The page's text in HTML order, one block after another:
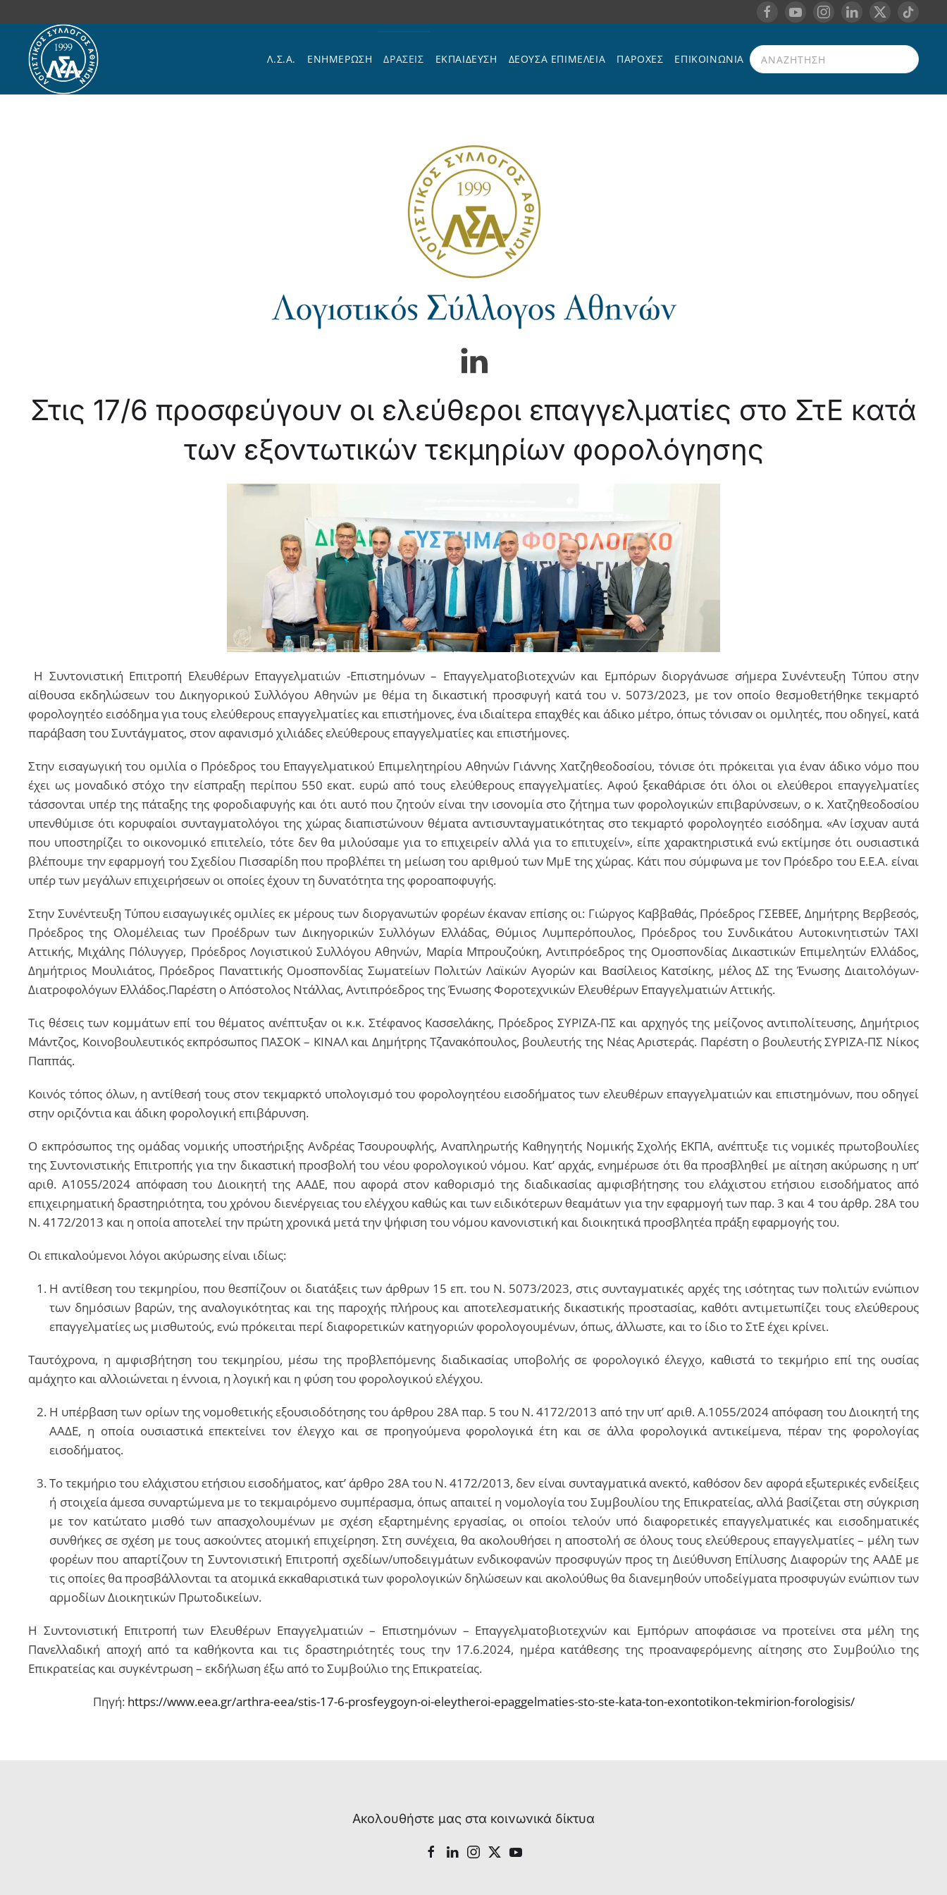
Skip to main content
Λ.Σ.Α. ΕΝΗΜΕΡΩΣΗ ΔΡΑΣΕΙΣ ΕΚΠΑΊΔΕΥΣΗ ΔΕΟΥΣΑ ΕΠΙΜΕΛΕΙΑ ΠΑΡΟΧΈΣ
ΕΠΙΚΟΙΝΩΝΊΑ
Στις 17/6 προσφεύγουν οι ελεύθεροι επαγγελματίες στο ΣτΕ κατά
των εξοντωτικών τεκμηρίων φορολόγησης
Η Συντονιστική Επιτροπή Ελευθέρων Επαγγελματιών -Επιστημόνων – Επαγγελματοβιοτεχνών και Εμπόρων διοργάνωσε σήμερα Συνέντευξη Τύπου στην
αίθουσα εκδηλώσεων του Δικηγορικού Συλλόγου Αθηνών με θέμα τη δικαστική προσφυγή κατά του ν. 5073/2023, με τον οποίο θεσμοθετήθηκε τεκμαρτό
φορολογητέο εισόδημα για τους ελεύθερους επαγγελματίες και επιστήμονες, ένα ιδιαίτερα επαχθές και άδικο μέτρο, όπως τόνισαν οι ομιλητές, που οδηγεί, κατά
παράβαση του Συντάγματος, στον αφανισμό χιλιάδες ελεύθερους επαγγελματίες και επιστήμονες.
Στην εισαγωγική του ομιλία ο Πρόεδρος του Επαγγελματικού Επιμελητηρίου Αθηνών Γιάννης Χατζηθεοδοσίου, τόνισε ότι πρόκειται για έναν άδικο νόμο που
έχει ως μοναδικό στόχο την είσπραξη περίπου 550 εκατ. ευρώ από τους ελεύθερους επαγγελματίες. Αφού ξεκαθάρισε ότι όλοι οι ελεύθεροι επαγγελματίες
τάσσονται υπέρ της πάταξης της φοροδιαφυγής και ότι αυτό που ζητούν είναι την ισονομία στο ζήτημα των φορολογικών επιβαρύνσεων, ο κ. Χατζηθεοδοσίου
υπενθύμισε ότι κορυφαίοι συνταγματολόγοι της χώρας διαπιστώνουν θέματα αντισυνταγματικότητας στο τεκμαρτό φορολογητέο εισόδημα. «Αν ίσχυαν αυτά
που υποστηρίζει το οικονομικό επιτελείο, τότε δεν θα μιλούσαμε για το επιχειρείν αλλά για το επιτυχείν», είπε χαρακτηριστικά ενώ εκτίμησε ότι ουσιαστικά
βλέπουμε την εφαρμογή του Σχεδίου Πισσαρίδη που προβλέπει τη μείωση του αριθμού των ΜμΕ της χώρας. Κάτι που σύμφωνα με τον Πρόεδρο του Ε.Ε.Α. είναι
υπέρ των μεγάλων επιχειρήσεων οι οποίες έχουν τη δυνατότητα της φοροαποφυγής.
Στην Συνέντευξη Τύπου εισαγωγικές ομιλίες εκ μέρους των διοργανωτών φορέων έκαναν επίσης οι: Γιώργος Καββαθάς, Πρόεδρος ΓΣΕΒΕΕ, Δημήτρης Βερβεσός,
Πρόεδρος της Ολομέλειας των Προέδρων των Δικηγορικών Συλλόγων Ελλάδας, Θύμιος Λυμπερόπουλος, Πρόεδρος του Συνδικάτου Αυτοκινητιστών ΤΑΧΙ
Αττικής, Μιχάλης Πόλυγγερ, Πρόεδρος Λογιστικού Συλλόγου Αθηνών, Μαρία Μπρουζούκη, Αντιπρόεδρος της Ομοσπονδίας Δικαστικών Επιμελητών Ελλάδος,
Δημήτριος Μουλιάτος, Πρόεδρος Παναττικής Ομοσπονδίας Σωματείων Πολιτών Λαϊκών Αγορών και Βασίλειος Κατσίκης, μέλος ΔΣ της Ένωσης Διαιτολόγων-
Διατροφολόγων Ελλάδος.Παρέστη ο Απόστολος Ντάλλας, Αντιπρόεδρος της Ένωσης Φοροτεχνικών Ελευθέρων Επαγγελματιών Αττικής.
Τις θέσεις των κομμάτων επί του θέματος ανέπτυξαν οι κ.κ. Στέφανος Κασσελάκης, Πρόεδρος ΣΥΡΙΖΑ-ΠΣ και αρχηγός της μείζονος αντιπολίτευσης, Δημήτριος
Μάντζος, Κοινοβουλευτικός εκπρόσωπος ΠΑΣΟΚ – ΚΙΝΑΛ και Δημήτρης Τζανακόπουλος, βουλευτής της Νέας Αριστεράς. Παρέστη ο βουλευτής ΣΥΡΙΖΑ-ΠΣ Νίκος
Παππάς.
Κοινός τόπος όλων, η αντίθεσή τους στον τεκμαρκτό υπολογισμό του φορολογητέου εισοδήματος των ελευθέρων επαγγελματιών και επιστημόνων, που οδηγεί
στην οριζόντια και άδικη φορολογική επιβάρυνση.
Ο εκπρόσωπος της ομάδας νομικής υποστήριξης Ανδρέας Τσουρουφλής, Αναπληρωτής Καθηγητής Νομικής Σχολής ΕΚΠΑ, ανέπτυξε τις νομικές πρωτοβουλίες
της Συντονιστικής Επιτροπής για την δικαστική προσβολή του νέου φορολογικού νόμου. Κατ’ αρχάς, ενημέρωσε ότι θα προσβληθεί με αίτηση ακύρωσης η υπ’
αριθ. Α1055/2024 απόφαση του Διοικητή της ΑΑΔΕ, που αφορά στον καθορισμό της διαδικασίας αμφισβήτησης του ελάχιστου ετήσιου εισοδήματος από
επιχειρηματική δραστηριότητα, του χρόνου διενέργειας του ελέγχου καθώς και των ειδικότερων θεαμάτων για την εφαρμογή των παρ. 3 και 4 του άρθρ. 28Α του
Ν. 4172/2013 και η οποία αποτελεί την πρώτη χρονικά μετά την ψήφιση του νόμου κανονιστική και διοικητικά προσβλητέα πράξη εφαρμογής του.
Οι επικαλούμενοι λόγοι ακύρωσης είναι ιδίως:
Η αντίθεση του τεκμηρίου, που θεσπίζουν οι διατάξεις των άρθρων 15 επ. του Ν. 5073/2023, στις συνταγματικές αρχές της ισότητας των πολιτών ενώπιον
των δημόσιων βαρών, της αναλογικότητας και της παροχής πλήρους και αποτελεσματικής δικαστικής προστασίας, καθότι αντιμετωπίζει τους ελεύθερους
επαγγελματίες ως μισθωτούς, ενώ πρόκειται περί διαφορετικών κατηγοριών φορολογουμένων, όπως, άλλωστε, και το ίδιο το ΣτΕ έχει κρίνει.
Ταυτόχρονα, η αμφισβήτηση του τεκμηρίου, μέσω της προβλεπόμενης διαδικασίας υποβολής σε φορολογικό έλεγχο, καθιστά το τεκμήριο επί της ουσίας
αμάχητο και αλλοιώνεται η έννοια, η λογική και η φύση του φορολογικού ελέγχου.
Η υπέρβαση των ορίων της νομοθετικής εξουσιοδότησης του άρθρου 28Α παρ. 5 του Ν. 4172/2013 από την υπ’ αριθ. A.1055/2024 απόφαση του Διοικητή της
ΑΑΔΕ, η οποία ουσιαστικά επεκτείνει τον έλεγχο και σε προηγούμενα φορολογικά έτη και σε άλλα φορολογικά αντικείμενα, πέραν της φορολογίας
εισοδήματος.
Το τεκμήριο του ελάχιστου ετήσιου εισοδήματος, κατ’ άρθρο 28Α του Ν. 4172/2013, δεν είναι συνταγματικά ανεκτό, καθόσον δεν αφορά εξωτερικές ενδείξεις
ή στοιχεία άμεσα συναρτώμενα με το τεκμαιρόμενο συμπέρασμα, όπως απαιτεί η νομολογία του Συμβουλίου της Επικρατείας, αλλά βασίζεται στη σύγκριση
με τον κατώτατο μισθό των απασχολουμένων με σχέση εξαρτημένης εργασίας, οι οποίοι τελούν υπό διαφορετικές επαγγελματικές και εισοδηματικές
συνθήκες σε σχέση με τους ασκούντες ατομική επιχείρηση. Στη συνέχεια, θα ακολουθήσει η αποστολή σε όλους τους ελεύθερους επαγγελματίες – μέλη των
φορέων που απαρτίζουν τη Συντονιστική Επιτροπή σχεδίων/υποδειγμάτων ενδικοφανών προσφυγών προς τη Διεύθυνση Επίλυσης Διαφορών της ΑΑΔΕ με
τις οποίες θα προσβάλλονται τα ατομικά εκκαθαριστικά των φορολογικών δηλώσεων και ακολούθως θα διανεμηθούν υποδείγματα προσφυγών ενώπιον των
αρμοδίων Διοικητικών Πρωτοδικείων.
Η Συντονιστική Επιτροπή των Ελευθέρων Επαγγελματιών – Επιστημόνων – Επαγγελματοβιοτεχνών και Εμπόρων αποφάσισε να προτείνει στα μέλη της
Πανελλαδική αποχή από τα καθήκοντα και τις δραστηριότητές τους την 17.6.2024, ημέρα κατάθεσης της προαναφερόμενης αίτησης στο Συμβούλιο της
Επικρατείας και συγκέντρωση – εκδήλωση έξω από το Συμβούλιο της Επικρατείας.
Πηγή: https://www.eea.gr/arthra-eea/stis-17-6-prosfeygoyn-oi-eleytheroi-epaggelmaties-sto-ste-kata-ton-exontotikon-tekmirion-forologisis/
Ακολουθήστε μας στα κοινωνικά δίκτυα